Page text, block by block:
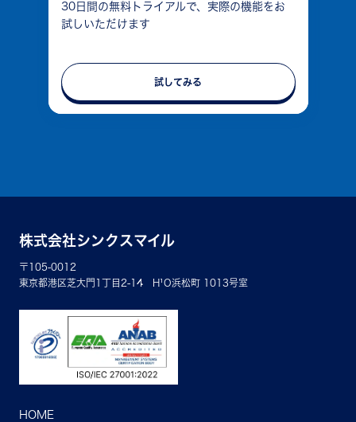
30日間の無料トライアルで、実際の機能をお
試しいただけます
試してみる
株式会社シンクスマイル
〒105-0012
東京都港区芝大門1丁目2-14 H¹O浜松町 1013号室
HOME